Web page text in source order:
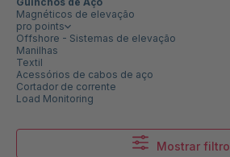
Magnéticos de elevação
pro points
Offshore - Sistemas de elevação
Manilhas
Textil
Acessórios de cabos de aço
Cortador de corrente
Load Monitoring
Mostrar filtro